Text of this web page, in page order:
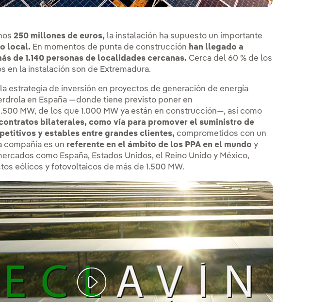
y servicios
estamos
sector
de innovación
250 millones de euros, la instalación ha supuesto un importante
local. En momentos de punta de construcción han llegado a
de 1.140 personas de localidades cercanas. Cerca del 60 % de los
en la instalación son de Extremadura.
estrategia de inversión en proyectos de generación de energía
en España —donde tiene previsto poner en
MW, de los que 1.000 MW ya están en construcción—, así como
bilaterales, como vía para promover el suministro de
y estables entre grandes clientes, comprometidos con un
compañía es un referente en el ámbito de los PPA en el mundo y
como España, Estados Unidos, el Reino Unido y México,
eólicos y fotovoltaicos de más de 1.500 MW.